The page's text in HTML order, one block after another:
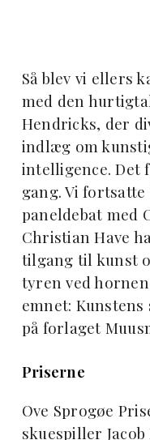
Så blev vi ellers
med den
Hendricks, der
indlæg om
intelligence. Det
gang. Vi
paneldebat med
Christian Have
tilgang til kunst
tyren ved
emnet:
på forlaget
Priserne
Ove Sprogøe
skuespiller